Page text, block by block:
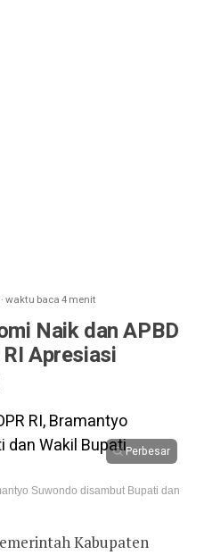
·waktu baca 4 menit
Naik dan APBD
Apresiasi
Perbesar
Suwondo disambut Bupati dan
Kabupaten